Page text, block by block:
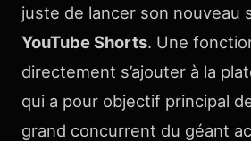
juste de lancer son nouveau
YouTube Shorts. Une
directement s’ajouter à la
qui a pour objectif principal
grand concurrent du géant